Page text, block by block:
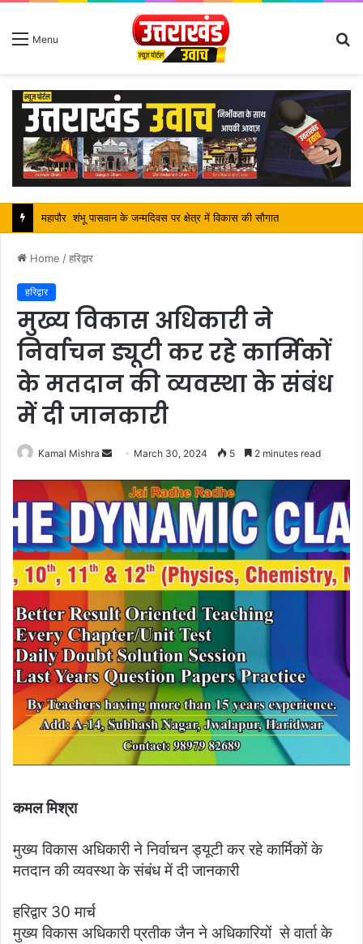
Menu
Home /हरिद्वार
हरिद्वार
मुख्य विकास अधिकारी ने
निर्वाचन ड्यूटी कर रहे कार्मिकों
के मतदान की व्यवस्था के संबंध
में दी जानकारी
Kamal Mishra
Send
email
March 30, 2024 5 2 minutes read
कमल मिश्रा
मुख्य विकास अधिकारी ने निर्वाचन ड्यूटी कर रहे कार्मिकों के
मतदान की व्यवस्था के संबंध में दी जानकारी
हरिद्वार 30 मार्च
मुख्य विकास अधिकारी प्रतीक जैन ने अधिकारियों से वार्ता के